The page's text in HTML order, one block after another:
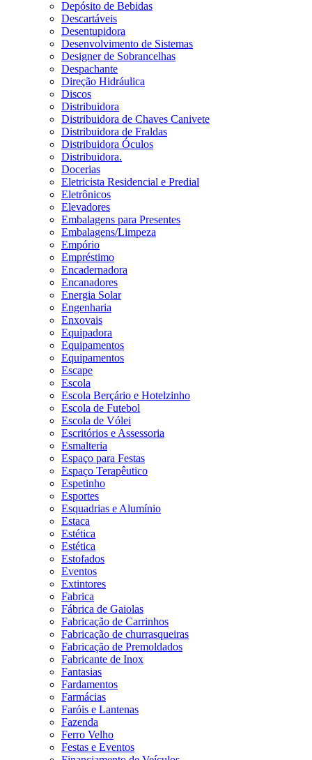
Depósito de Bebidas
Descartáveis
Desentupidora
Desenvolvimento de Sistemas
Designer de Sobrancelhas
Despachante
Direção Hidráulica
Discos
Distribuidora
Distribuidora de Chaves Canivete
Distribuidora de Fraldas
Distribuidora Óculos
Distribuidora.
Docerias
Eletricista Residencial e Predial
Eletrônicos
Elevadores
Embalagens para Presentes
Embalagens/Limpeza
Empório
Empréstimo
Encadernadora
Encanadores
Energia Solar
Engenharia
Enxovais
Equipadora
Equipamentos
Equipamentos
Escape
Escola
Escola Berçário e Hotelzinho
Escola de Futebol
Escola de Vólei
Escritórios e Assessoria
Esmalteria
Espaço para Festas
Espaço Terapêutico
Espetinho
Esportes
Esquadrias e Alumínio
Estaca
Estética
Estética
Estofados
Eventos
Extintores
Fabrica
Fábrica de Gaiolas
Fabricação de Carrinhos
Fabricação de churrasqueiras
Fabricação de Premoldados
Fabricante de Inox
Fantasias
Fardamentos
Farmácias
Faróis e Lantenas
Fazenda
Ferro Velho
Festas e Eventos